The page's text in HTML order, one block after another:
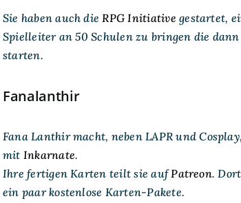
Sie haben auch dieRPG Initiative gestartet,
Spielleiter an 50 Schulen zu bringen die
starten.
Fanalanthir
Fana Lanthir macht, neben LAPR und
mit Inkarnate.
Ihre fertigen Karten teilt sie aufPatreon.
ein paar kostenlose Karten-Pakete.